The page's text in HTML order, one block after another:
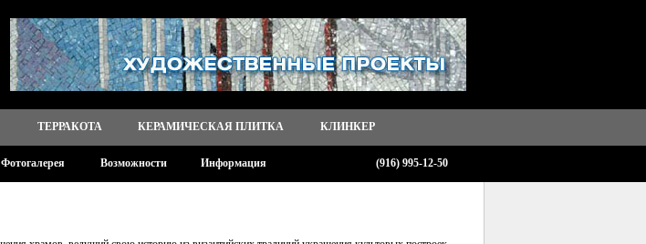
ТЕРРАКОТА КЕРАМИЧЕСКАЯ ПЛИТКА КЛИНКЕР
Фотогалерея Возможности Информация (916) 995-12-50